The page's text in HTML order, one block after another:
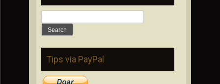
for:
Tips via PayPal